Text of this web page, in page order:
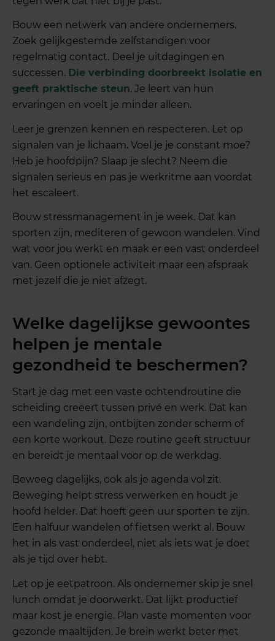
Bouw een netwerk van andere ondernemers.
Zoek gelijkgestemde zelfstandigen voor
regelmatig contact. Deel je uitdagingen en
successen. Die verbinding doorbreekt isolatie en
geeft praktische steun. Je leert van hun
ervaringen en voelt je minder alleen.
Leer je grenzen kennen en respecteren. Let op
signalen van je lichaam. Voel je je constant moe?
Heb je hoofdpijn? Slaap je slecht? Neem die
signalen serieus en pas je werkritme aan voordat
het escaleert.
Bouw stressmanagement in je week. Dat kan
sporten zijn, mediteren of gewoon wandelen. Vind
wat voor jou werkt en maak er een vast onderdeel
van. Geen optionele activiteit maar een afspraak
met jezelf die je niet afzegt.
Welke dagelijkse gewoontes
helpen je mentale
gezondheid te beschermen?
Start je dag met een vaste ochtendroutine die
scheiding creëert tussen privé en werk. Dat kan
een wandeling zijn, ontbijten zonder scherm of
een korte workout. Deze routine geeft structuur
en bereidt je mentaal voor op de werkdag.
Beweeg dagelijks, ook als je agenda vol zit.
Beweging helpt stress verwerken en houdt je
hoofd helder. Dat hoeft geen uur sporten te zijn.
Een halfuur wandelen of fietsen werkt al. Bouw
het in als vast onderdeel, niet als iets wat je doet
als je tijd over hebt.
Let op je eetpatroon. Als ondernemer skip je snel
lunch omdat je doorwerkt. Dat lijkt productief
maar kost je energie. Plan vaste momenten voor
gezonde maaltijden. Je brein werkt beter met